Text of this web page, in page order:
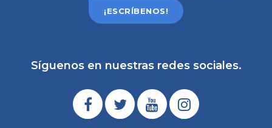
¡ESCRÍBENOS!
Síguenos en nuestras redes sociales.